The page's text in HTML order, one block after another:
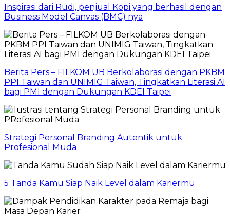
Inspirasi dari Rudi, penjual Kopi yang berhasil dengan
Business Model Canvas (BMC) nya
Berita Pers – FILKOM UB Berkolaborasi dengan PKBM
PPI Taiwan dan UNIMIG Taiwan, Tingkatkan Literasi AI
bagi PMI dengan Dukungan KDEI Taipei
Strategi Personal Branding Autentik untuk
Profesional Muda
5 Tanda Kamu Siap Naik Level dalam Kariermu